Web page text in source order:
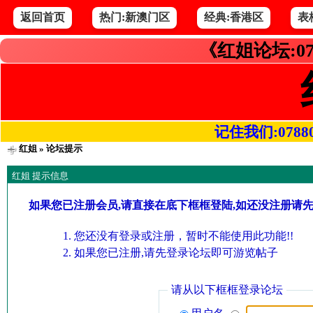
返回首页 热门:新澳门区 经典:香港区 表
《红姐论坛
记住我们
红姐» 论坛提示
红姐 提示信息
如果您已注册会员,请直接在底下框框登陆,如还没注册请
您还没有登录或注册，暂时不能使用此功能!!
如果您已注册,请先登录论坛即可游览帖子
请从以下框框登录论坛